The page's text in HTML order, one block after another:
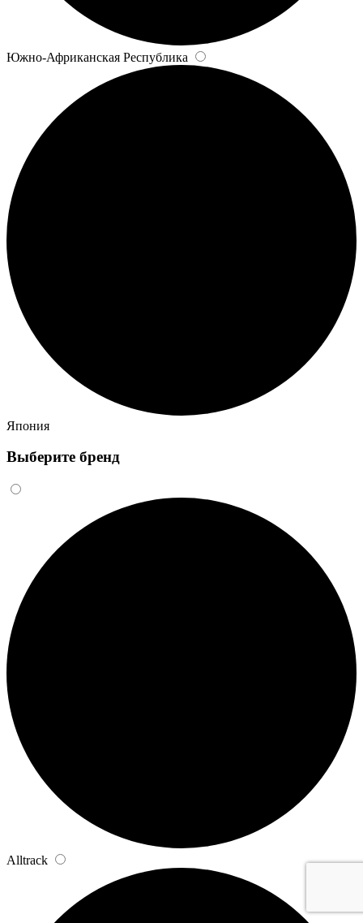
Южно-Африканская Республика
Япония
Выберите бренд
Alltrack